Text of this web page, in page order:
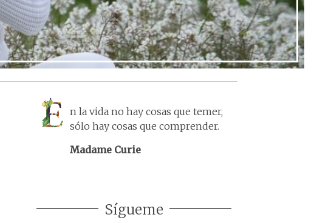
n la vida no hay cosas que temer,
sólo hay cosas que comprender.
Madame Curie
Sígueme